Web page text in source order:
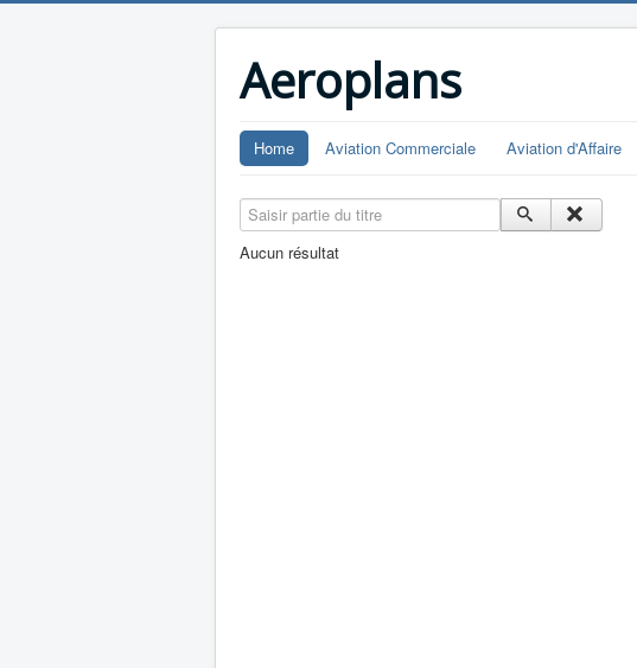
Aeroplans
Home Aviation Commerciale Aviation d'Affaire
Saisir partie du titre
Aucun résultat